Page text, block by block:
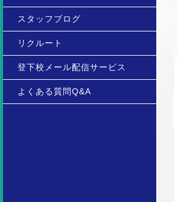
スタッフブログ
リクルート
登下校メール配信サービス
よくある質問Q&A